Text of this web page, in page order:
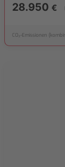
28.950 €
CO₂-Emissionen